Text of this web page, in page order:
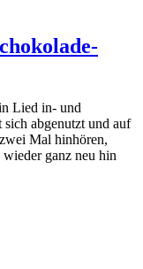
Lied in- und
sich abgenutzt und auf
Mal hinhören,
wieder ganz neu hin